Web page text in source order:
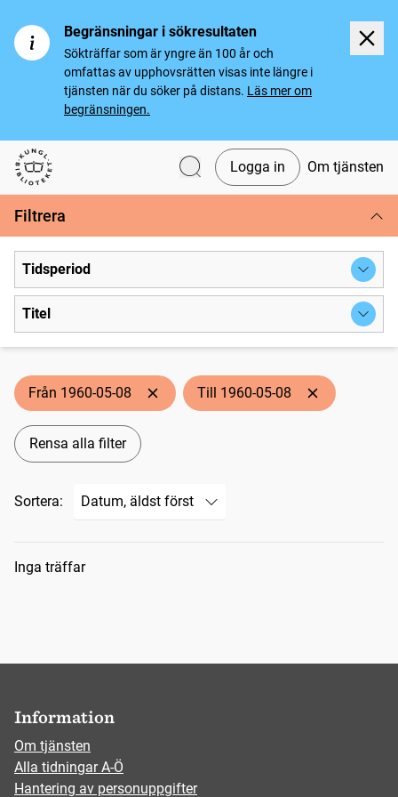
Begränsningar i sökresultaten
Sökträffar som är yngre än 100 år och
omfattas av upphovsrätten visas inte längre i
tjänsten när du söker på distans. Läs mer om
begränsningen.
Svenska tidningar
Logga in Om tjänsten
Filtrera
Tidsperiod
Titel
Från 1960-05-08 Till 1960-05-08
Rensa alla filter
Sortera:
Sökresultat
Inga träffar
Information
Om tjänsten
Alla tidningar A-Ö
Hantering av personuppgifter